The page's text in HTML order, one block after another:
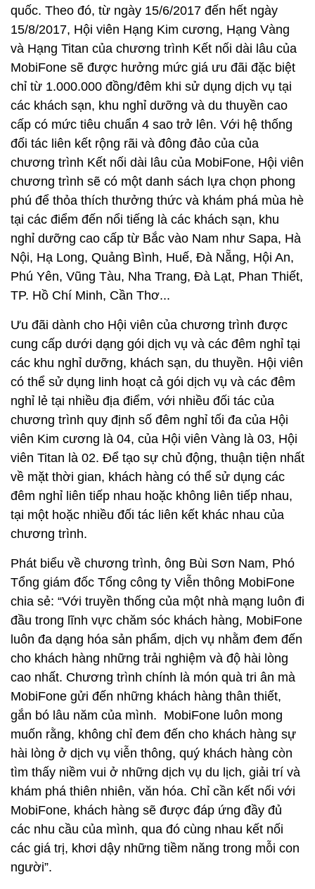
quốc. Theo đó, từ ngày 15/6/2017 đến hết ngày
15/8/2017, Hội viên Hạng Kim cương, Hạng Vàng
và Hạng Titan của chương trình Kết nối dài lâu của
MobiFone sẽ được hưởng mức giá ưu đãi đặc biệt
chỉ từ 1.000.000 đồng/đêm khi sử dụng dịch vụ tại
các khách sạn, khu nghỉ dưỡng và du thuyền cao
cấp có mức tiêu chuẩn 4 sao trở lên. Với hệ thống
đối tác liên kết rộng rãi và đông đảo của của
chương trình Kết nối dài lâu của MobiFone, Hội viên
chương trình sẽ có một danh sách lựa chọn phong
phú để thỏa thích thưởng thức và khám phá mùa hè
tại các điểm đến nổi tiếng là các khách sạn, khu
nghỉ dưỡng cao cấp từ Bắc vào Nam như Sapa, Hà
Nội, Hạ Long, Quảng Bình, Huế, Đà Nẵng, Hội An,
Phú Yên, Vũng Tàu, Nha Trang, Đà Lạt, Phan Thiết,
TP. Hồ Chí Minh, Cần Thơ...
Ưu đãi dành cho Hội viên của chương trình được
cung cấp dưới dạng gói dịch vụ và các đêm nghỉ tại
các khu nghỉ dưỡng, khách sạn, du thuyền. Hội viên
có thể sử dụng linh hoạt cả gói dịch vụ và các đêm
nghỉ lẻ tại nhiều địa điểm, với nhiều đối tác của
chương trình quy định số đêm nghỉ tối đa của Hội
viên Kim cương là 04, của Hội viên Vàng là 03, Hội
viên Titan là 02. Để tạo sự chủ động, thuận tiện nhất
về mặt thời gian, khách hàng có thể sử dụng các
đêm nghỉ liên tiếp nhau hoặc không liên tiếp nhau,
tại một hoặc nhiều đối tác liên kết khác nhau của
chương trình.
Phát biểu về chương trình, ông Bùi Sơn Nam, Phó
Tổng giám đốc Tổng công ty Viễn thông MobiFone
chia sẻ: “Với truyền thống của một nhà mạng luôn đi
đầu trong lĩnh vực chăm sóc khách hàng, MobiFone
luôn đa dạng hóa sản phẩm, dịch vụ nhằm đem đến
cho khách hàng những trải nghiệm và độ hài lòng
cao nhất. Chương trình chính là món quà tri ân mà
MobiFone gửi đến những khách hàng thân thiết,
gắn bó lâu năm của mình. MobiFone luôn mong
muốn rằng, không chỉ đem đến cho khách hàng sự
hài lòng ở dịch vụ viễn thông, quý khách hàng còn
tìm thấy niềm vui ở những dịch vụ du lịch, giải trí và
khám phá thiên nhiên, văn hóa. Chỉ cần kết nối với
MobiFone, khách hàng sẽ được đáp ứng đầy đủ
các nhu cầu của mình, qua đó cùng nhau kết nối
các giá trị, khơi dậy những tiềm năng trong mỗi con
người”.